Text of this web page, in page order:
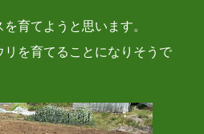
育てようと思います。
を育てることになりそうで